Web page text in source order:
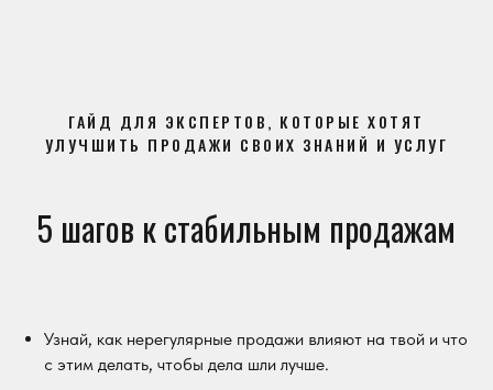
ГАЙД ДЛЯ ЭКСПЕРТОВ, КОТОРЫЕ ХОТЯТ
УЛУЧШИТЬ ПРОДАЖИ СВОИХ ЗНАНИЙ И УСЛУГ
5 шагов к стабильным продажам
Узнай, как нерегулярные продажи влияют на твой и что
с этим делать, чтобы дела шли лучше.